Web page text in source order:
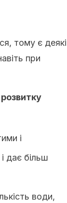
тому є деякі
при
і
дає більш
води,